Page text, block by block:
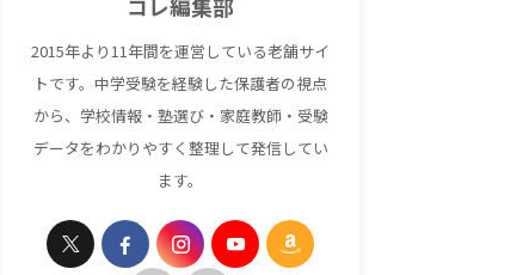
コレ編集部
2015年より11年間を運営している老舗サイ
トです。中学受験を経験した保護者の視点
から、学校情報・塾選び・家庭教師・受験
データをわかりやすく整理して発信してい
ます。